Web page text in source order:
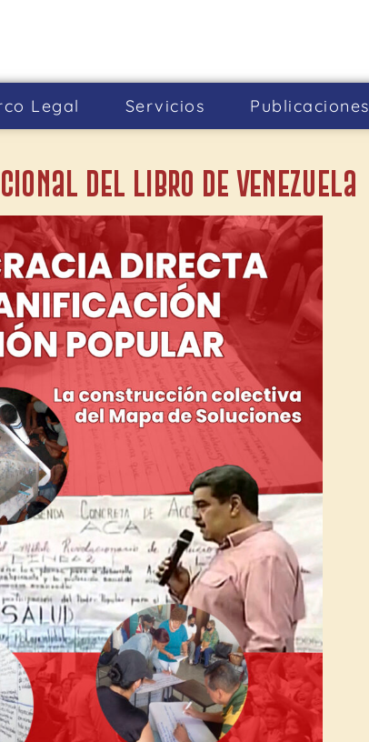
Legal Servicios Publicaciones
del Libro de Venezuela